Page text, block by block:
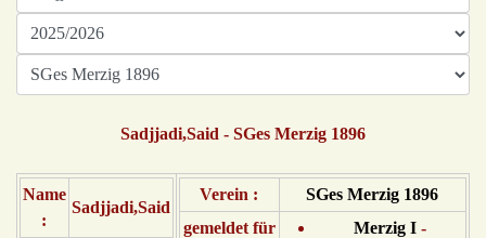
Sadjjadi,Said - SGes Merzig 1896
Name
:
Sadjjadi,Said
Verein :
SGes Merzig 1896
gemeldet für
Merzig I-